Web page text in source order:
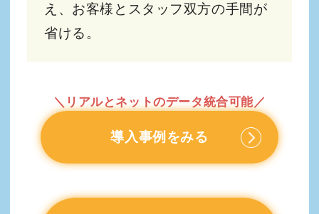
え、お客様とスタッフ双方の手間が
省ける。
＼リアルとネットのデータ統合可能／
導入事例をみる